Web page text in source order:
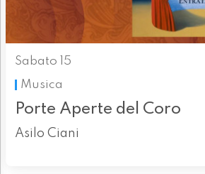
Sabato 15
Musica
Porte Aperte del Coro
Asilo Ciani